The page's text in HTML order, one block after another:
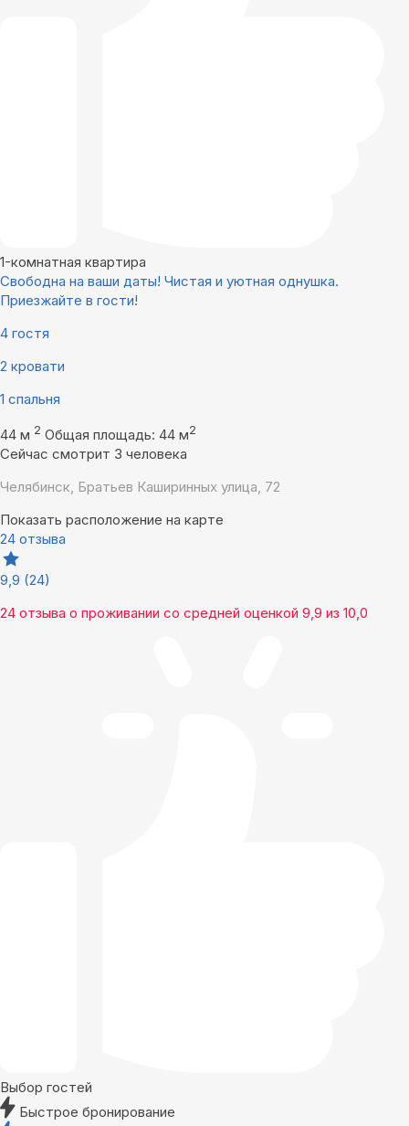
1-комнатная квартира
Свободна на ваши даты! Чистая и уютная однушка.
Приезжайте в гости!
4 гостя
2 кровати
1 спальня
44 м 2 Общая площадь: 44 м2
Сейчас смотрит 3 человека
Челябинск, Братьев Каширинных улица, 72
Показать расположение на карте
24 отзыва
9,9 (24)
24 отзыва о проживании со средней оценкой 9,9 из 10,0
Выбор гостей
Быстрое бронирование